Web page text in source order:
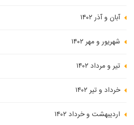
آبان و آذر ۱۴۰۲
شهریور و مهر ۱۴۰۲
تیر و مرداد ۱۴۰۲
خرداد و تیر ۱۴۰۲
اردیبهشت و خرداد ۱۴۰۲